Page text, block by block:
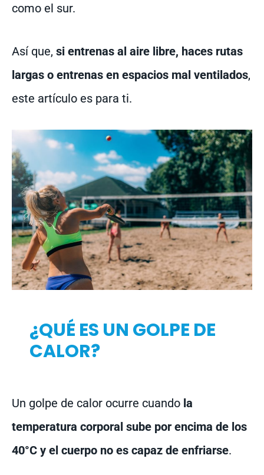
como el sur.
Así que, si entrenas al aire libre, haces rutas
largas o entrenas en espacios mal ventilados,
este artículo es para ti.
¿QUÉ ES UN GOLPE DE
CALOR?
Un golpe de calor ocurre cuando la
temperatura corporal sube por encima de los
40°C y el cuerpo no es capaz de enfriarse.